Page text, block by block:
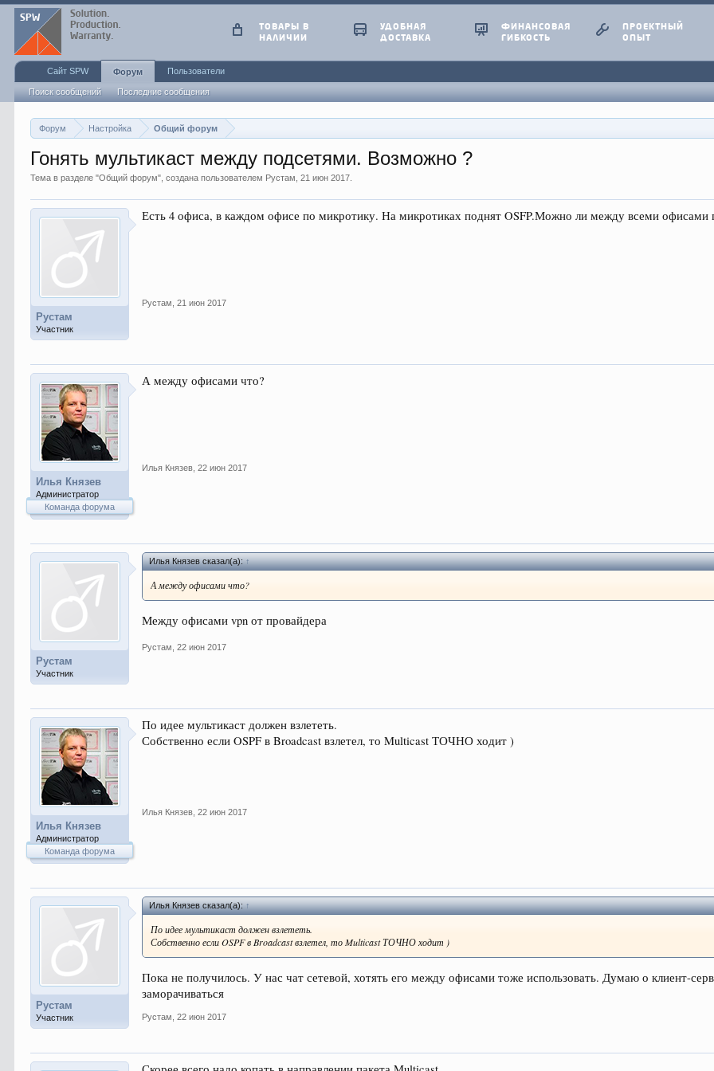
Форум Настройка Общий форум
Гонять мультикаст между подсетями. Возможно ?
Тема в разделе "Общий форум", создана пользователем Рустам ,21 июн 2017
Рустам
Участник
Есть 4 офиса, в каждом офисе по микротику. На микротиках поднят OSFP.Можно ли между всеми офисами
Рустам 21 июн 2017
Илья Князев
Администратор
Команда форума
А между офисами что?
Илья Князев 22 июн 2017
Рустам
Участник
Илья Князев сказал(а):↑
А между офисами что?
Между офисами vpn от провайдера
Рустам 22 июн 2017
Илья Князев
Администратор
Команда форума
По идее мультикаст должен взлететь.
Собственно если OSPF в Broadcast взлетел, то Multicast ТОЧНО ходит )
Илья Князев 22 июн 2017
Рустам
Участник
Илья Князев сказал(а):↑
По идее мультикаст должен взлететь.
Собственно если OSPF в Broadcast взлетел, то Multicast ТОЧНО ходит )
Пока не получилось. У нас чат сетевой, хотять его между офисами тоже использовать. Думаю о клиент-
заморачиваться
Рустам 22 июн 2017
ТОВАРЫ В
НАЛИЧИИ
УДОБНАЯ
ДОСТАВКА
ФИНАНСОВАЯ
ГИБКОСТЬ
ПРОЕКТНЫЙ
ОПЫТ
Сайт SPW Форум
Поиск сообщений Последние сообщения
Пользователи